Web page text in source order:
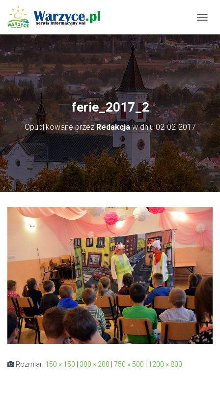
R
Z
E
Ł
Z
A
I
G
A
J
ferie_2017_2
Opublikowane przezRedakcjaw dniu02-02-2017
Rozmiar: 150 × 150 300 × 200 750 × 500 1200 × 800